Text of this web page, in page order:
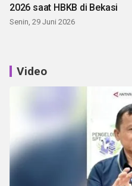
2026 saat HBKB di Bekasi
Senin, 29 Juni 2026
Video